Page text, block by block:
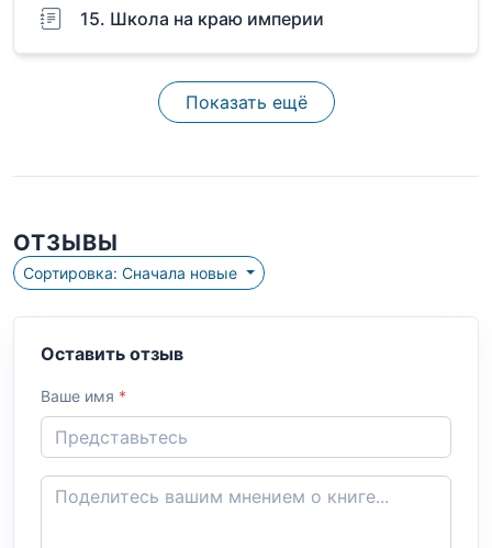
15. Школа на краю империи
Показать ещё
ОТЗЫВЫ
Сортировка: Сначала новые
Оставить отзыв
Ваше имя *